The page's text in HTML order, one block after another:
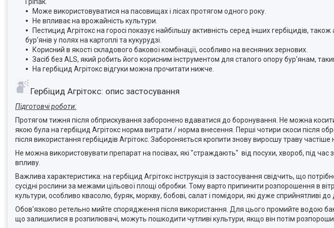
Може використовуватися на пасовищах і лісах протягом одного року.
Не впливає на врожайність культури.
Пестицид Агрітокс на горосі показує найбільшу активність серед інших гербіцидів,
бур'янів у полях на картоплі та кукурудзі.
Корисний в якості складового бакової комбінації, особливо на весняних зернових.
Засіб без ALS, який робить його корисним інструментом для сталого опору бур'янам,
На гербіцид Агрітокс відгуки можна прочитати нижче.
Гербіцид Агрітокс: опис застосування
Підготовчі роботи:
Протягом тижня після обприскування заборонено вдаватися до боронування. Не можна
якою була на гербіцид Агрітокс норма витрати / норма внесення. Перші чотири скоси після
після використання гербіцидів Агрітокс. Забороняється кропити знову виросшу траву частіше
Не можна використовувати препарат на посівах, які "страждають" від посухи, хвороб, під
впливу.
Важлива характеристика: на гербіцид Агрітокс інструкція із застосування свідчить, що
сусідні рослини за межами цільової площі обробки. Тому варто припинити розпорошення в
культури, особливо квасолю, буряк, моркву, бобові, салат і помідори, які дуже сприйнятливі
Обов'язково ретельно мийте спорядження після використання. Для цього промийте водою бак
що залишилися в розпилювачі, можуть пошкодити чутливі культури, якщо він потім